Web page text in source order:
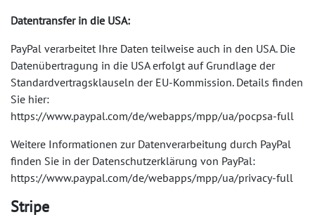
Datentransfer in die USA:
PayPal verarbeitet Ihre Daten teilweise auch in den USA. Die
Datenübertragung in die USA erfolgt auf Grundlage der
Standardvertragsklauseln der EU-Kommission. Details finden
Sie hier:
https://www.paypal.com/de/webapps/mpp/ua/pocpsa-full
Weitere Informationen zur Datenverarbeitung durch PayPal
finden Sie in der Datenschutzerklärung von PayPal:
https://www.paypal.com/de/webapps/mpp/ua/privacy-full
Stripe